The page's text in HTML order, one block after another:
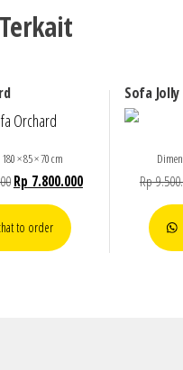
× 85 × 70 cm
Rp 7.800.000
to order
Sofa Jolly
Rp